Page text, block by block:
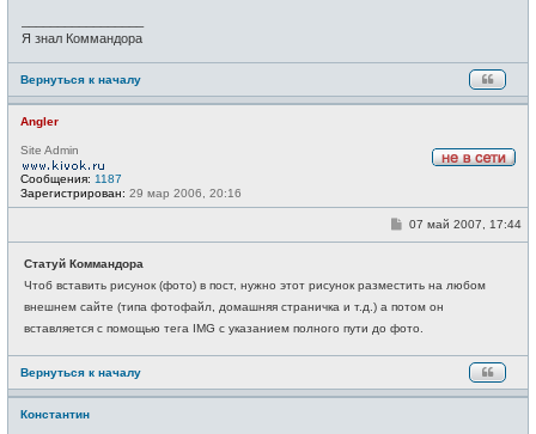
Я знал Коммандора
Вернуться к началу
Angler
е
т
Site Admin
Сообщения: 1187
Зарегистрирован: 29 мар 2006, 20:16
С
щ
н
и
07 май 2007, 17:44
Статуй Коммандора
Чтоб вставить рисунок (фото) в пост, нужно этот рисунок разместить на любом
внешнем сайте (типа фотофайл, домашняя страничка и т.д.) а потом он
вставляется с помощью тега IMG с указанием полного пути до фото.
Вернуться к началу
Константин